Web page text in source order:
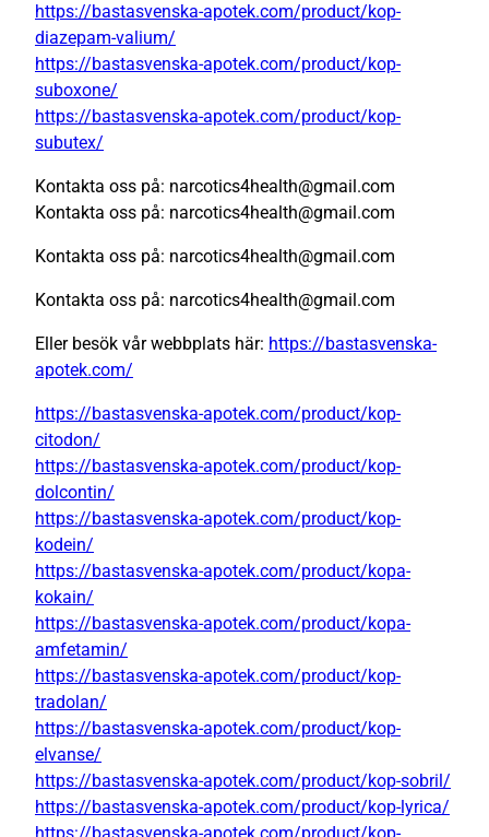
https://bastasvenska-apotek.com/product/kop-
diazepam-valium/
https://bastasvenska-apotek.com/product/kop-
suboxone/
https://bastasvenska-apotek.com/product/kop-
subutex/
Kontakta oss på: narcotics4health@gmail.com
Kontakta oss på: narcotics4health@gmail.com
Kontakta oss på: narcotics4health@gmail.com
Kontakta oss på: narcotics4health@gmail.com
Eller besök vår webbplats här: https://bastasvenska-
apotek.com/
https://bastasvenska-apotek.com/product/kop-
citodon/
https://bastasvenska-apotek.com/product/kop-
dolcontin/
https://bastasvenska-apotek.com/product/kop-
kodein/
https://bastasvenska-apotek.com/product/kopa-
kokain/
https://bastasvenska-apotek.com/product/kopa-
amfetamin/
https://bastasvenska-apotek.com/product/kop-
tradolan/
https://bastasvenska-apotek.com/product/kop-
elvanse/
https://bastasvenska-apotek.com/product/kop-sobril/
https://bastasvenska-apotek.com/product/kop-lyrica/